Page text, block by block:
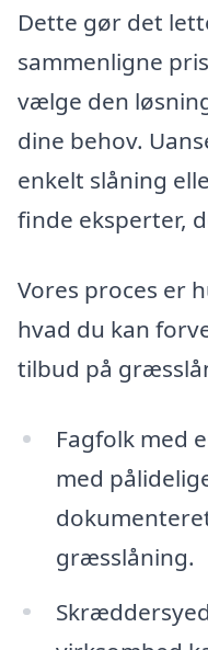
Dette gør det
sammenligne
vælge den
dine behov.
enkelt slåning
finde eksperter,
Vores proces er
hvad du kan
tilbud på
Fagfolk med
med
græsslåning.